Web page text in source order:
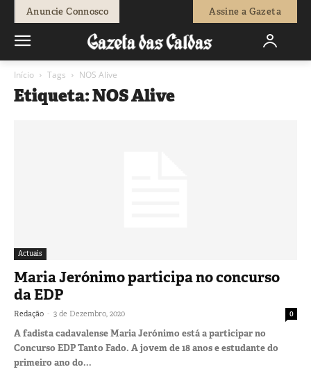
Anuncie Connosco Assine a Gazeta
Início Tags NOS Alive
Etiqueta: NOS Alive
Actuais
Maria Jerónimo participa no concurso
da EDP
Redação - 3 de Dezembro, 2020 0
A fadista cadavalense Maria Jerónimo está a participar no
Concurso EDP Tanto Fado. A jovem de 18 anos e estudante do
primeiro ano do...